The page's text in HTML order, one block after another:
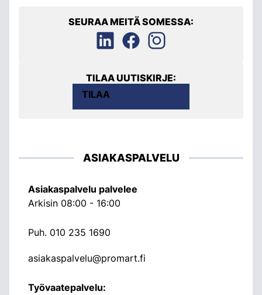
SEURAA MEITÄ SOMESSA:
TILAA UUTISKIRJE:
TILAA
ASIAKASPALVELU
Asiakaspalvelu palvelee
Arkisin 08:00 - 16:00
Puh. 010 235 1690
asiakaspalvelu@promart.fi
Työvaatepalvelu: